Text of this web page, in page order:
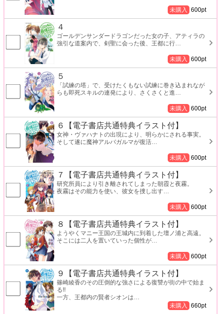
未購入 600pt
４
ゴールデンサンダードラゴンだった女の子、アティラの
強引な道案内で、剣聖に会った後、王都に行
未購入 600pt
５
「試練の塔」で、受けたくもない試練に巻き込まれなが
らも即死スキルの連発により、さくさくと進
未購入 600pt
６【電子書店共通特典イラスト付】
女神・ヴァハナトの出現により、明らかにされる事実。
そして遂に魔神アルバガルマが復活
未購入 600pt
７【電子書店共通特典イラスト付】
研究所員により引き離されてしまった朝霞と夜霧。
夜霧はその能力を使い、彼女を捜し出す
未購入 600pt
８【電子書店共通特典イラスト付】
ようやくマニー王国の王城内に到着した壇ノ浦と高遠。
そこには二人を置いていった個性が
未購入 600pt
９【電子書店共通特典イラスト付】
篠崎綾香のその圧倒的な強さによる復讐が街の中で始ま
る!!
一方、王都内の賢者シオンは
未購入
660pt